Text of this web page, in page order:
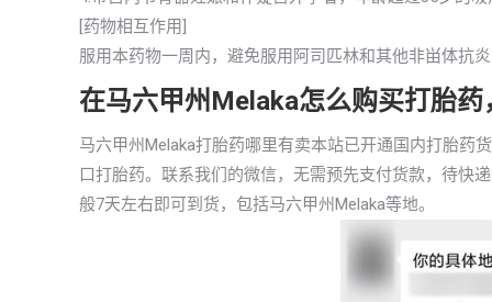
[药物相互作用]
服用本药物一周内，避免服用阿司匹林和其他非畄体抗
在马六甲州Melaka怎么购买打胎
马六甲州Melaka打胎药哪里有卖本站已开通国内打胎药
口打胎药。联系我们的微信，无需预先支付货款，待快
般7天左右即可到货，包括马六甲州Melaka等地。